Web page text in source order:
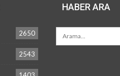
2650
2543
HABER ARA